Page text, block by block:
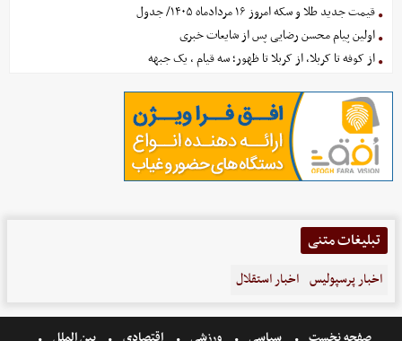
قیمت جدید طلا و سکه امروز ۱۶ مردادماه ۱۴۰۵/ جدول
اولین پیام محسن رضایی پس از شایعات خبری
از کوفه تا کربلا، از کربلا تا ظهور؛ سه قیام ، یک جبهه
تبلیغات متنی
اخبار پرسپولیس اخبار استقلال